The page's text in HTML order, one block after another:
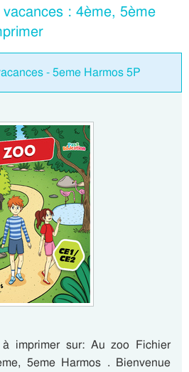
: 4ème, 5ème
- 5eme Harmos 5P
imprimer sur: Au zoo Fichier
5eme Harmos . Bienvenue